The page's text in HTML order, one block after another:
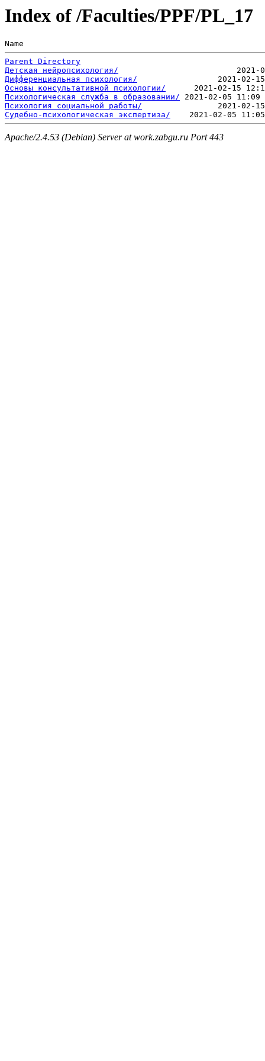
Index of /Faculties/PPF/PL_17
Name
Parent Directory
Детская нейропсихология/
Дифференциальная психология/
Основы консультативной психологии/
Психологическая служба в образовании/
Психология социальной работы/
Судебно-психологическая экспертиза/
Apache/2.4.53 (Debian) Server at work.zabgu.ru Port 443